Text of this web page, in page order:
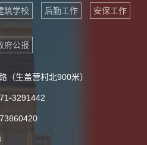
筑学校 后勤工作 安保工作
府公报
（生盖营村北900米）
3291442